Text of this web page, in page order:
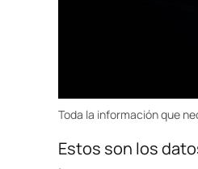
Toda la información que
Estos son los